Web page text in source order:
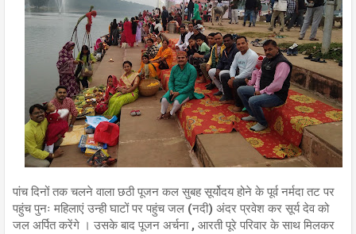
पांच दिनों तक चलने वाला छठी पूजन कल सुबह सूर्योदय होने के पूर्व नर्मदा तट पर
पहुंच पुनः महिलाएं उन्ही घाटों पर पहुंच जल (नदी) अंदर प्रवेश कर सूर्य देव को
जल अर्पित करेंगे । उसके बाद पूजन अर्चना , आरती पूरे परिवार के साथ मिलकर